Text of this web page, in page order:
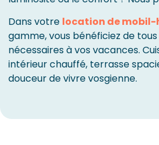
Dans votre location de mobil-
gamme, vous bénéficiez de
nécessaires à vos vacances.
intérieur chauffé, terrasse
douceur de vivre vosgienne.